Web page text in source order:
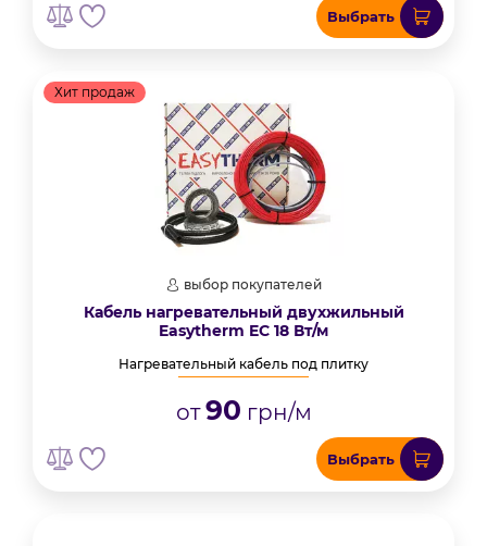
Выбрать
Хит продаж
выбор покупателей
Кабель нагревательный двухжильный
Easytherm EC 18 Вт/м
Нагревательный кабель под плитку
от90 грн/м
Выбрать